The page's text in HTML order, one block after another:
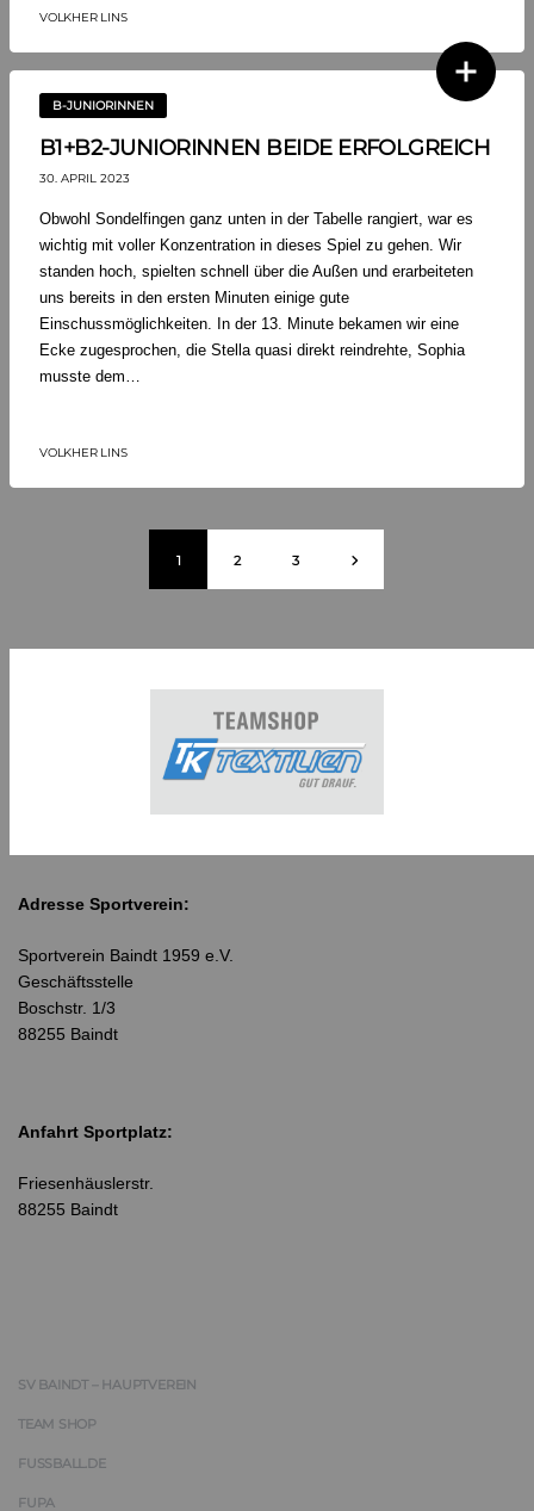
VOLKHER LINS
B-JUNIORINNEN
B1+B2-JUNIORINNEN BEIDE ERFOLGREICH
30. APRIL 2023
Obwohl Sondelfingen ganz unten in der Tabelle rangiert, war es
wichtig mit voller Konzentration in dieses Spiel zu gehen. Wir
standen hoch, spielten schnell über die Außen und erarbeiteten
uns bereits in den ersten Minuten einige gute
Einschussmöglichkeiten. In der 13. Minute bekamen wir eine
Ecke zugesprochen, die Stella quasi direkt reindrehte, Sophia
musste dem…
VOLKHER LINS
1 2 3
Adresse Sportverein:
Sportverein Baindt 1959 e.V.
Geschäftsstelle
Boschstr. 1/3
88255 Baindt
Anfahrt Sportplatz:
Friesenhäuslerstr.
88255 Baindt
SV BAINDT – HAUPTVEREIN
TEAM SHOP
FUSSBALL.DE
FUPA